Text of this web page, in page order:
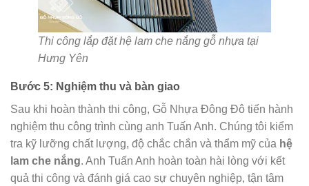
Thi công lắp đặt hệ lam che nắng gỗ nhựa tại
Hưng Yên
Bước 5: Nghiệm thu và bàn giao
Sau khi hoàn thành thi công, Gỗ Nhựa Đông Đô tiến hành
nghiệm thu công trình cùng anh Tuấn Anh. Chúng tôi kiểm
tra kỹ lưỡng chất lượng, độ chắc chắn và thẩm mỹ của hệ
lam che nắng. Anh Tuấn Anh hoàn toàn hài lòng với kết
quả thi công và đánh giá cao sự chuyên nghiệp, tận tâm